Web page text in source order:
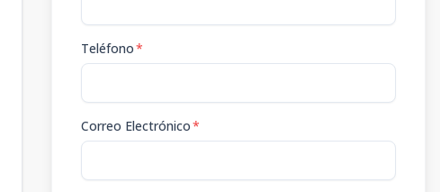
Teléfono*
Correo Electrónico*